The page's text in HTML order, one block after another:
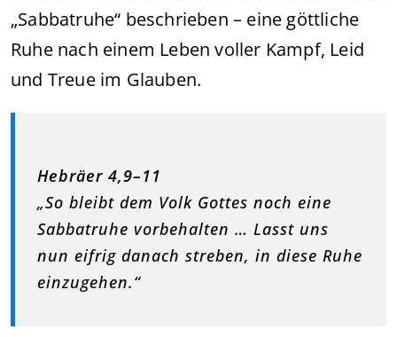
„Sabbatruhe“ beschrieben – eine göttliche
Ruhe nach einem Leben voller Kampf, Leid
und Treue im Glauben.
Hebräer 4,9–11
„So bleibt dem Volk Gottes noch eine
Sabbatruhe vorbehalten … Lasst uns
nun eifrig danach streben, in diese Ruhe
einzugehen.“